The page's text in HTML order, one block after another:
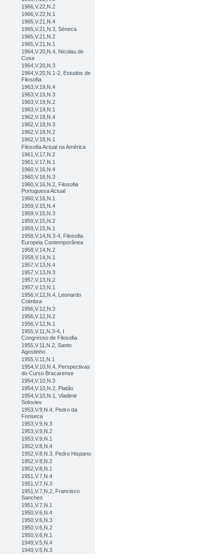
1966,V.22,N.2
1966,V.22,N.1
1965,V.21,N.4
1965,V.21,N.3, Séneca
1965,V.21,N.2
1965,V.21,N.1
1964,V.20,N.4, Nicolau de
Cusa
1964,V.20,N.3
1964,V.20,N.1-2, Estudos de
Filosofia
1963,V.19,N.4
1963,V.19,N.3
1963,V.19,N.2
1963,V.19,N.1
1962,V.18,N.4
1962,V.18,N.3
1962,V.18,N.2
1962,V.18,N.1
Filosofia Actual na América
1961,V.17,N.2
1961,V.17,N.1
1960,V.16,N.4
1960,V.16,N.3
1960,V.16,N.2, Filosofia
Portuguesa Actual
1960,V.16,N.1
1959,V.15,N.4
1959,V.15,N.3
1959,V.15,N.2
1959,V.15,N.1
1958,V.14,N.3-4, Filosofia
Europeia Contemporânea
1958,V.14,N.2
1958,V.14,N.1
1957,V.13,N.4
1957,V.13,N.3
1957,V.13,N.2
1957,V.13,N.1
1956,V.12,N.4, Leonardo
Coimbra
1956,V.12,N.3
1956,V.12,N.2
1956,V.12,N.1
1955,V.11,N.3-4, I
Congresso de Filosofia
1955,V.11,N.2, Santo
Agostinho
1955,V.11,N.1
1954,V.10,N.4, Perspectivas
do Curso Bracarense
1954,V.10,N.3
1954,V.10,N.2, Platão
1954,V.10,N.1, Vladimir
Soloviev
1953,V.9,N.4, Pedro da
Fonseca
1953,V.9,N.3
1953,V.9,N.2
1953,V.9,N.1
1952,V.8,N.4
1952,V.8,N.3, Pedro Hispano
1952,V.8,N.2
1952,V.8,N.1
1951,V.7,N.4
1951,V.7,N.3
1951,V.7,N.2, Francisco
Sanches
1951,V.7,N.1
1950,V.6,N.4
1950,V.6,N.3
1950,V.6,N.2
1950,V.6,N.1
1949,V.5,N.4
1949,V.5,N.3